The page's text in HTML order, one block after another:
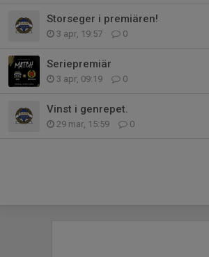
Storseger i premiären!
3 apr, 19:57 0
Seriepremiär
3 apr, 09:19 0
Vinst i genrepet.
29 mar, 15:59 0